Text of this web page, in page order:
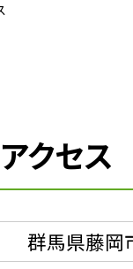
クセス
群馬県藤岡